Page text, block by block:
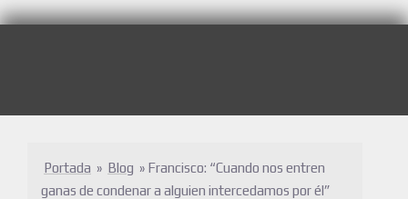
Portada » Blog » Francisco: “Cuando nos entren
ganas de condenar a alguien intercedamos por él”